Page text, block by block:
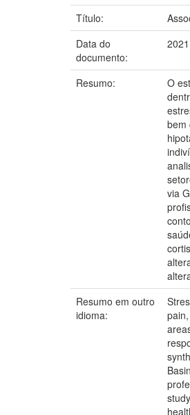
Título:
Data do
documento:
2021
Resumo:
O
bem
via
Resumo em outro
idioma: